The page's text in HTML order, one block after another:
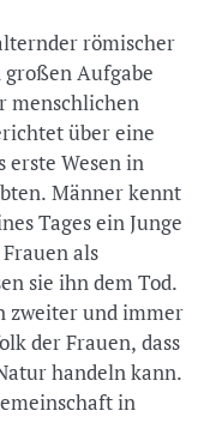
römischer
Aufgabe
menschlichen
über eine
erste Wesen in
Männer kennt
Tages ein Junge
als
sie ihn dem Tod.
zweiter und immer
der Frauen, dass
handeln kann.
in